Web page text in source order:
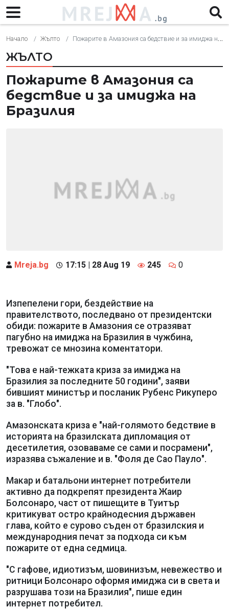
Начало Жълто Пожарите в Амазония са бедствие и за имиджа на Бразилия
ЖЪЛТО
Пожарите в Амазония са
бедствие и за имиджа на
Бразилия
Mreja.bg 17:15 | 28 Aug 19 245 0
Изпепелени гори, бездействие на
правителството, последвано от президентски
обиди: пожарите в Амазония се отразяват
пагубно на имиджа на Бразилия в чужбина,
тревожат се мнозина коментатори.
"Това е най-тежката криза за имиджа на
Бразилия за последните 50 години", заяви
бившият министър и посланик Рубенс Рикуперо
за в. "Глобо".
Амазонската криза е "най-голямото бедствие в
историята на бразилската дипломация от
десетилетия, озоваваме се сами и посрамени",
изразява съжаление и в. "Фоля де Сао Пауло".
Макар и батальони интернет потребители
активно да подкрепят президента Жаир
Болсонаро, част от пишещите в Туитър
критикуват остро крайнодесния държавен
глава, който е сурово съден от бразилския и
международния печат за подхода си към
пожарите от една седмица.
"С гафове, идиотизъм, шовинизъм, невежество и
ритници Болсонаро оформя имиджа си в света и
разрушава този на Бразилия", пише един
интернет потребител.